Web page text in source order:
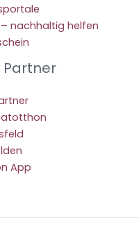
nachhaltig helfen
Partner
App